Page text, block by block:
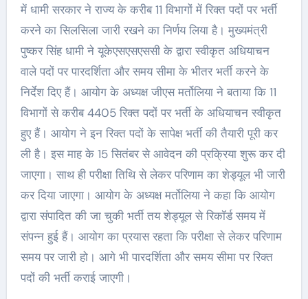
में धामी सरकार ने राज्य के करीब 11 विभागों में रिक्त पदों पर भर्ती
करने का सिलसिला जारी रखने का निर्णय लिया है। मुख्यमंत्री
पुष्कर सिंह धामी ने यूकेएसएसएससी के द्वारा स्वीकृत अधियाचन
वाले पदों पर पारदर्शिता और समय सीमा के भीतर भर्ती करने के
निर्देश दिए हैं। आयोग के अध्यक्ष जीएस मर्तोलिया ने बताया कि 11
विभागों से करीब 4405 रिक्त पदों पर भर्ती के अधियाचन स्वीकृत
हुए हैं। आयोग ने इन रिक्त पदों के सापेक्ष भर्ती की तैयारी पूरी कर
ली है। इस माह के 15 सितंबर से आवेदन की प्रक्रिया शुरू कर दी
जाएगा। साथ ही परीक्षा तिथि से लेकर परिणाम का शेड्यूल भी जारी
कर दिया जाएगा। आयोग के अध्यक्ष मर्तोलिया ने कहा कि आयोग
द्वारा संपादित की जा चुकी भर्ती तय शेड्यूल से रिकॉर्ड समय में
संपन्न हुई हैं। आयोग का प्रयास रहता कि परीक्षा से लेकर परिणाम
समय पर जारी हो। आगे भी पारदर्शिता और समय सीमा पर रिक्त
पदों की भर्ती कराई जाएगी।